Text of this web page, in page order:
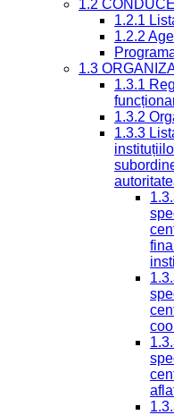
1.2
1.2.1
1.2.2
1.3
1.3.1
1.3.2
1.3.3